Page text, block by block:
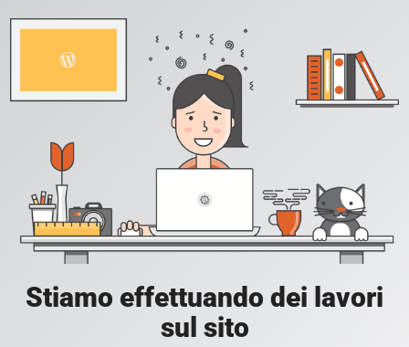
Stiamo effettuando dei lavori
sul sito